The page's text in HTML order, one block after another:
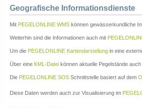
Geografische Informationsdienste
Mit PEGELONLINE WMS können gewässerkundliche
Weiterhin sind die Informationen auch mit
Um die PEGELONLINE Kartendarstellung in eine
Über eine KML-Datei können aktuelle Pegelstände
Die PEGELONLINE SOS Schnittstelle basiert auf dem
Diese Daten werden auch zur Visualisierung im